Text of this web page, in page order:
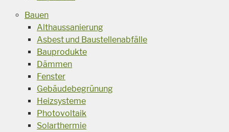
Bauen
Althaussanierung
Asbest und Baustellenabfälle
Bauprodukte
Dämmen
Fenster
Gebäudebegrünung
Heizsysteme
Photovoltaik
Solarthermie